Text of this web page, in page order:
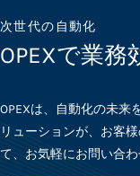
次世代の自動化
OPEXで業
OPEXは、自動化の未来
リューションが、お客
て、お気軽にお問い合わ